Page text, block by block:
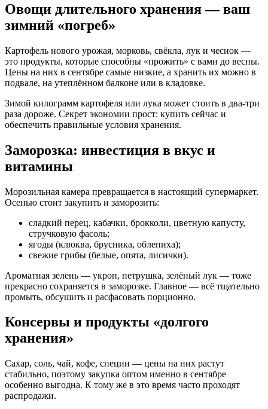
Овощи длительного хранения — ваш
зимний «погреб»
Картофель нового урожая, морковь, свёкла, лук и чеснок —
это продукты, которые способны «прожить» с вами до весны.
Цены на них в сентябре самые низкие, а хранить их можно в
подвале, на утеплённом балконе или в кладовке.
Зимой килограмм картофеля или лука может стоить в два-три
раза дороже. Секрет экономии прост: купить сейчас и
обеспечить правильные условия хранения.
Заморозка: инвестиция в вкус и
витамины
Морозильная камера превращается в настоящий супермаркет.
Осенью стоит закупить и заморозить:
сладкий перец, кабачки, брокколи, цветную капусту,
стручковую фасоль;
ягоды (клюква, брусника, облепиха);
свежие грибы (белые, опята, лисички).
Ароматная зелень — укроп, петрушка, зелёный лук — тоже
прекрасно сохраняется в заморозке. Главное — всё тщательно
промыть, обсушить и расфасовать порционно.
Консервы и продукты «долгого
хранения»
Сахар, соль, чай, кофе, специи — цены на них растут
стабильно, поэтому закупка оптом именно в сентябре
особенно выгодна. К тому же в это время часто проходят
распродажи.